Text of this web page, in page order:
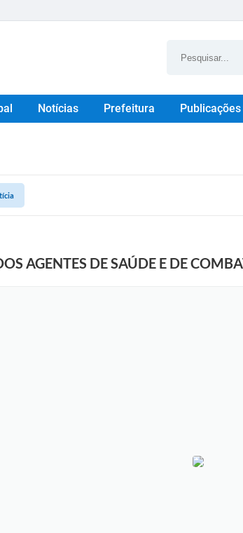
Notícias Prefeitura
AGENTES DE SAÚDE E DE